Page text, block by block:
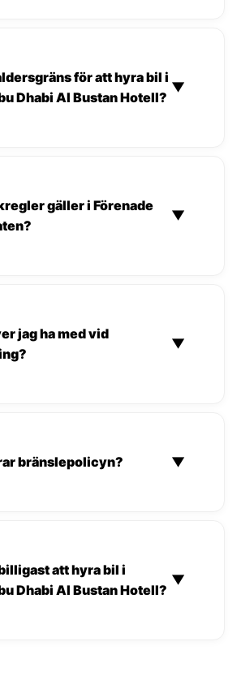
för att hyra bil i
Dhabi Al Bustan Hotell?
▼
gäller i Förenade
▼
jag ha med vid
▼
bränslepolicyn? ▼
att hyra bil i
Dhabi Al Bustan Hotell?
▼